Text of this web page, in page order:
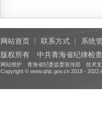
网站首页 联系方式 系统
版权所有 中共青海省纪律检
网站维护 青海省纪委监委宣传部 技术
Copyright © www.qhjc.gov.cn 2018 - 2022